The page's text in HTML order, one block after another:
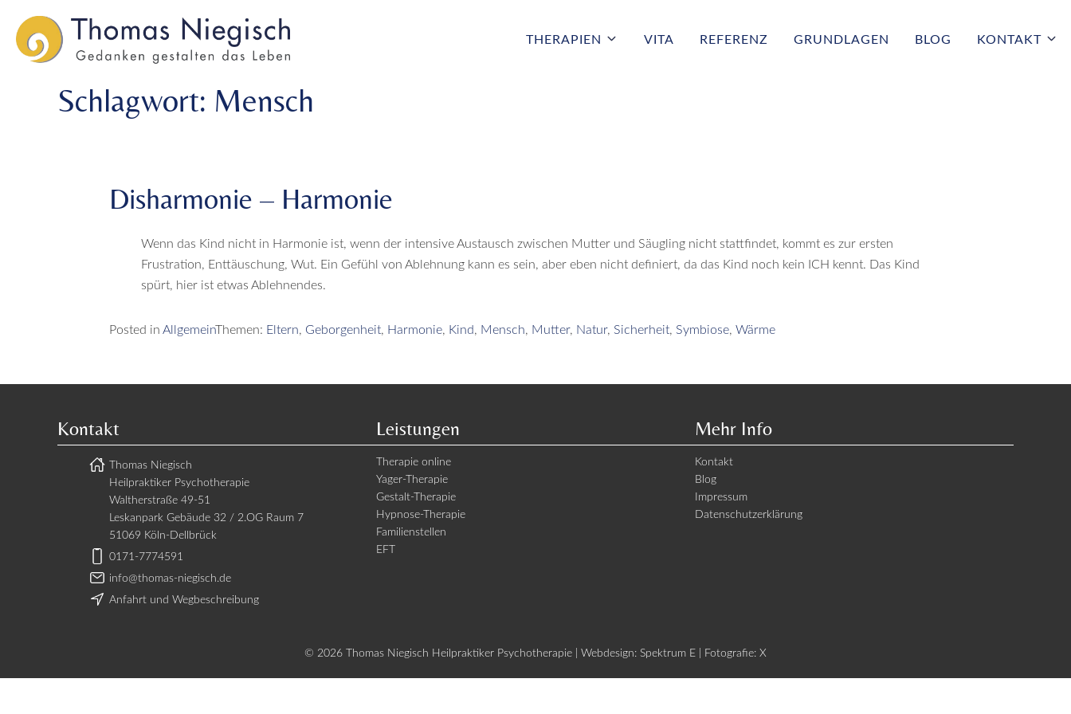
to
main
to
main
THERAPIEN VITA REFERENZ GRUNDLAGEN BLOG KONTAKT
Schlagwort: Mensch
Disharmonie – Harmonie
Wenn das Kind nicht in Harmonie ist, wenn der intensive Austausch zwischen Mutter und Säugling nicht stattfindet, kommt es zur ersten
Frustration, Enttäuschung, Wut. Ein Gefühl von Ablehnung kann es sein, aber eben nicht definiert, da das Kind noch kein ICH kennt. Das Kind
spürt, hier ist etwas Ablehnendes.
Posted in AllgemeinThemen: Eltern, Geborgenheit, Harmonie, Kind, Mensch, Mutter, Natur, Sicherheit, Symbiose, Wärme
Kontakt
Thomas Niegisch
Heilpraktiker Psychotherapie
Waltherstraße 49-51
Leskanpark Gebäude 32 / 2.OG Raum 7
51069 Köln-Dellbrück
0171-7774591
info@thomas-niegisch.de
Anfahrt und Wegbeschreibung
Leistungen
Therapie online
Yager-Therapie
Gestalt-Therapie
Hypnose-Therapie
Familienstellen
EFT
Mehr Info
Kontakt
Blog
Impressum
Datenschutzerklärung
© 2026 Thomas Niegisch Heilpraktiker Psychotherapie | Webdesign: Spektrum E | Fotografie: X